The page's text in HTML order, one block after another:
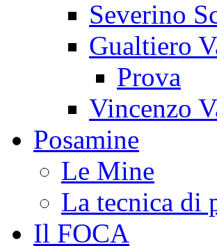
Severino
Gualtiero
Prova
Vincenzo
Posamine
Le Mine
La tecnica di
Il FOCA